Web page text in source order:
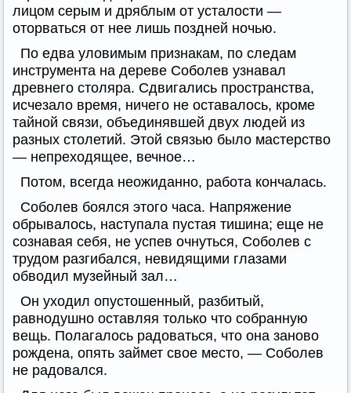
лицом серым и дряблым от усталости —
оторваться от нее лишь поздней ночью.
По едва уловимым признакам, по следам
инструмента на дереве Соболев узнавал
древнего столяра. Сдвигались пространства,
исчезало время, ничего не оставалось, кроме
тайной связи, объединявшей двух людей из
разных столетий. Этой связью было мастерство
— непреходящее, вечное…
Потом, всегда неожиданно, работа кончалась.
Соболев боялся этого часа. Напряжение
обрывалось, наступала пустая тишина; еще не
сознавая себя, не успев очнуться, Соболев с
трудом разгибался, невидящими глазами
обводил музейный зал…
Он уходил опустошенный, разбитый,
равнодушно оставляя только что собранную
вещь. Полагалось радоваться, что она заново
рождена, опять займет свое место, — Соболев
не радовался.